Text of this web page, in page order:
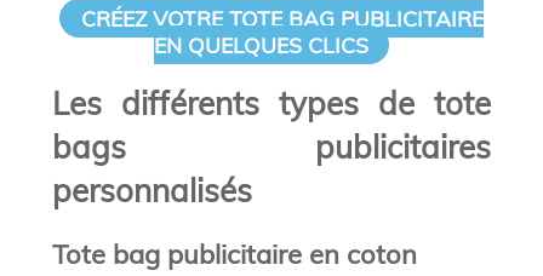
CRÉEZ VOTRE TOTE BAG PUBLICITAIRE
EN QUELQUES CLICS
Les différents types de tote
bags publicitaires
personnalisés
Tote bag publicitaire en coton